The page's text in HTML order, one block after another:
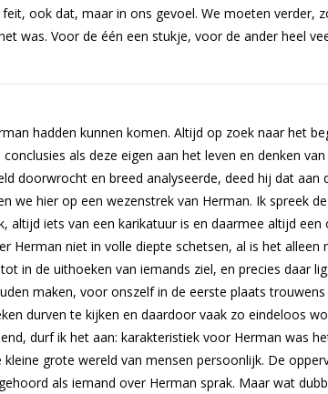
ook dat, maar in ons gevoel. We moeten verder,
was. Voor de één een stukje, voor de ander heel
hadden kunnen komen. Altijd op zoek naar het
als deze eigen aan het leven en denken
doorwrocht en breed analyseerde, deed hij dat aan
we hier op een wezenstrek van Herman. Ik spreek
iets van een karikatuur is en daarmee altijd een
Herman niet in volle diepte schetsen, al is het alleen
in de uithoeken van iemands ziel, en precies daar
maken, voor onszelf in de eerste plaats
durven te kijken en daardoor vaak zo eindeloos
durf ik het aan: karakteristiek voor Herman was
grote wereld van mensen persoonlijk. De
als iemand over Herman sprak. Maar wat